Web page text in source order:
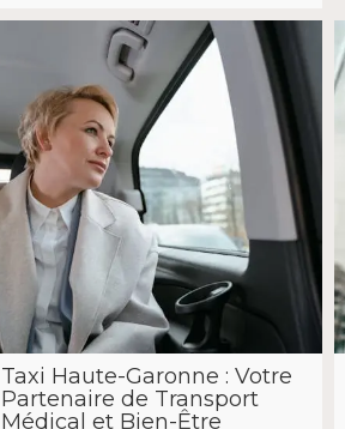
Taxi Haute-Garonne : Votre
Partenaire de Transport
Médical et Bien-Être